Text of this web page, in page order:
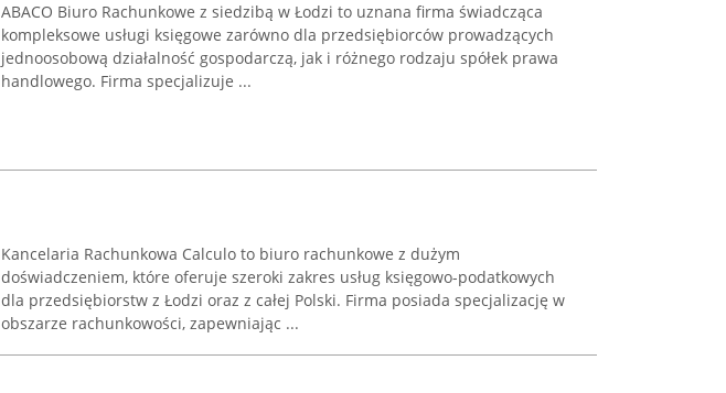
ABACO Biuro Rachunkowe z siedzibą w Łodzi to uznana firma świadcząca
kompleksowe usługi księgowe zarówno dla przedsiębiorców prowadzących
jednoosobową działalność gospodarczą, jak i różnego rodzaju spółek prawa
handlowego. Firma specjalizuje ...
Kancelaria Rachunkowa Calculo to biuro rachunkowe z dużym
doświadczeniem, które oferuje szeroki zakres usług księgowo-podatkowych
dla przedsiębiorstw z Łodzi oraz z całej Polski. Firma posiada specjalizację w
obszarze rachunkowości, zapewniając ...